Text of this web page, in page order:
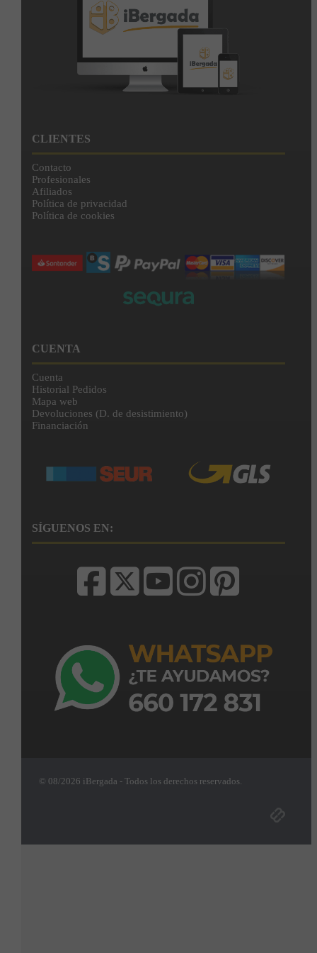
CLIENTES
Contacto
Profesionales
Afiliados
Política de privacidad
Política de cookies
CUENTA
Cuenta
Historial Pedidos
Mapa web
Devoluciones (D. de desistimiento)
Financiación
SÍGUENOS EN:
© 08/2026 iBergada - Todos los derechos reservados.